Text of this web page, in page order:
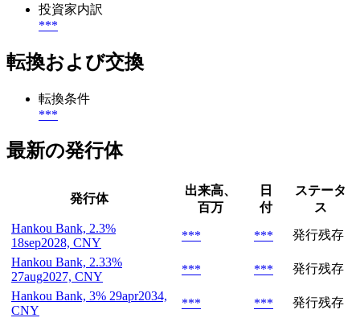
投資家内訳
***
転換および交換
転換条件
***
最新の発行体
発行体
出来高、
百万
日
付
ステータ
ス
Hankou Bank, 2.3%
18sep2028, CNY
*** ***
発行残存
Hankou Bank, 2.33%
27aug2027, CNY
*** ***
発行残存
Hankou Bank, 3% 29apr2034,
CNY
*** ***
発行残存